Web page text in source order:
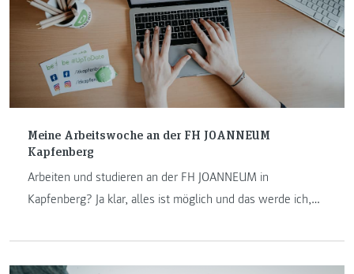
Meine Arbeitswoche an der FH JOANNEUM
Kapfenberg
Arbeiten und studieren an der FH JOANNEUM in
Kapfenberg? Ja klar, alles ist möglich und das werde ich,
Institut Internet-Technologien & -Anwendungen zeigen.